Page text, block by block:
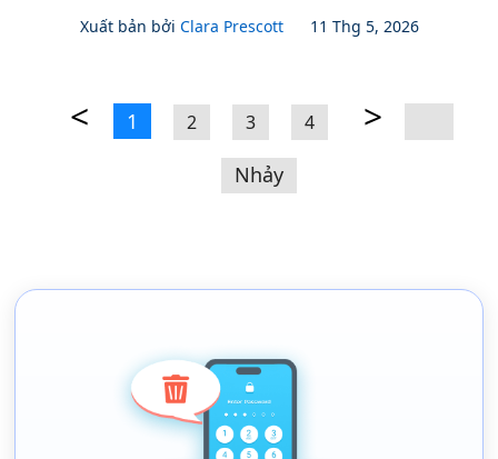
Xuất bản bởi Clara Prescott 11 Thg 5, 2026
< 1 2 3 4 >
Nhảy